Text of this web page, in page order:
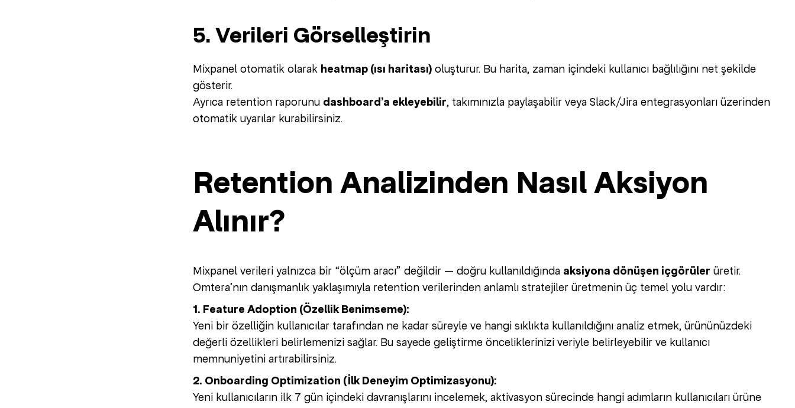
5. Verileri Görselleştirin
Mixpanel otomatik olarak heatmap (ısı haritası) oluşturur. Bu harita, zaman içindeki kullanıcı bağlılığını net şekilde
gösterir.
Ayrıca retention raporunu dashboard’a ekleyebilir, takımınızla paylaşabilir veya Slack/Jira entegrasyonları üzerinden
otomatik uyarılar kurabilirsiniz.
Retention Analizinden Nasıl Aksiyon
Alınır?
Mixpanel verileri yalnızca bir “ölçüm aracı” değildir — doğru kullanıldığında aksiyona dönüşen içgörüler üretir.
Omtera’nın danışmanlık yaklaşımıyla retention verilerinden anlamlı stratejiler üretmenin üç temel yolu vardır:
1. Feature Adoption (Özellik Benimseme):
Yeni bir özelliğin kullanıcılar tarafından ne kadar süreyle ve hangi sıklıkta kullanıldığını analiz etmek, ürününüzdeki
değerli özellikleri belirlemenizi sağlar. Bu sayede geliştirme önceliklerinizi veriyle belirleyebilir ve kullanıcı
memnuniyetini artırabilirsiniz.
2. Onboarding Optimization (İlk Deneyim Optimizasyonu):
Yeni kullanıcıların ilk 7 gün içindeki davranışlarını incelemek, aktivasyon sürecinde hangi adımların kullanıcıları ürüne